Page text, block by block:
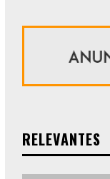
RELEVANTES